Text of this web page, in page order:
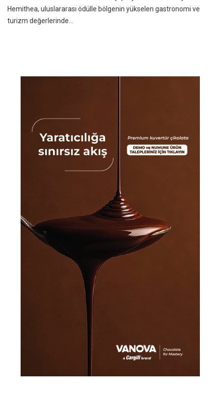
Hemithea, uluslararası ödülle bölgenin yükselen gastronomi ve
turizm değerlerinde...